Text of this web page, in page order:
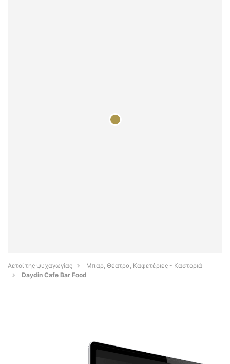
Αετοί της ψυχαγωγίας
Μπαρ, Θέατρα, Καφετέριες - Καστοριά
Daydin Cafe Bar Food